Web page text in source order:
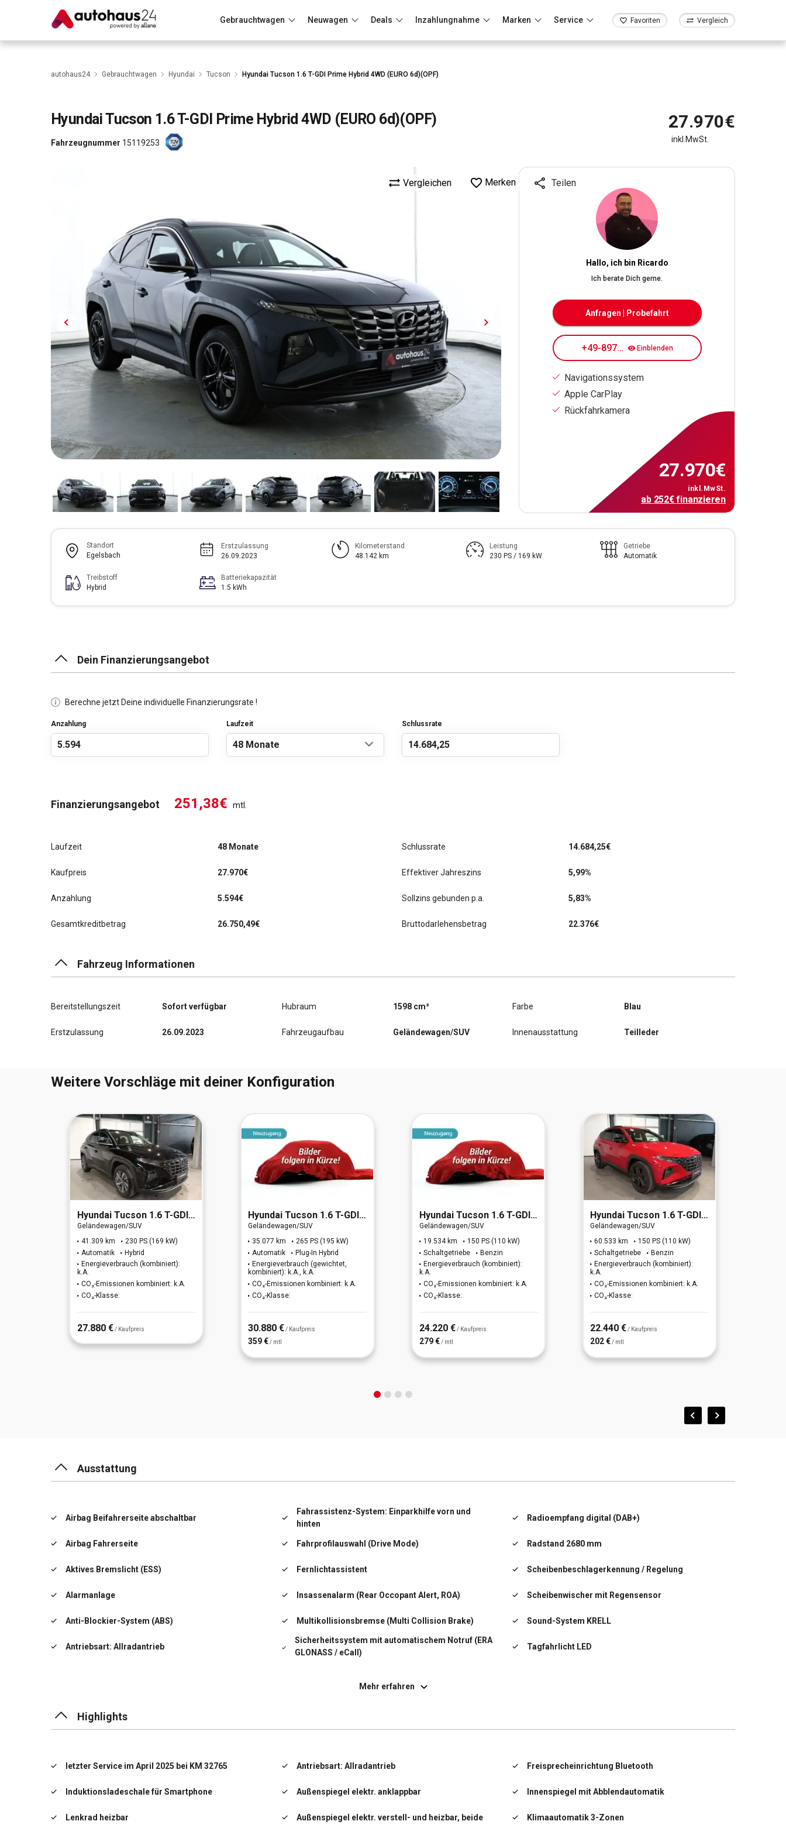
Gebrauchtwagen Neuwagen Deals Inzahlungnahme Marken Service Favoriten Vergleich
Wir bewerten dein AutoRund um die Inzahlungnahme
autohaus24 Gebrauchtwagen Hyundai Tucson Hyundai Tucson 1.6 T-GDI Prime Hybrid 4WD (EURO 6d)(OPF)
HyundaiTucson 1.6 T-GDI Prime Hybrid 4WD (EURO 6d)(OPF)
Fahrzeugnummer 15119253
Vergleichen Merken Teilen
27.970€
inkl.MwSt.
Hallo, ich bin Ricardo
Ich berate Dich gerne.
Anfragen | Probefahrt
+49-89708084171 Einblenden
Navigationssystem
Apple CarPlay
Rückfahrkamera
27.970€
inkl.MwSt.
ab 252€finanzieren
Standort
Egelsbach
Erstzulassung
26.09.2023
Kilometerstand
48.142 km
Leistung
230 PS / 169 kW
Getriebe
Automatik
Treibstoff
Hybrid
Batteriekapazität
1.5 kWh
Dein Finanzierungsangebot
Berechne jetzt Deine individuelle Finanzierungsrate !
Anzahlung Laufzeit Schlussrate
Finanzierungsangebot 251,38€ mtl.
Laufzeit 48 Monate
Kaufpreis 27.970€
Anzahlung 5.594€
Gesamtkreditbetrag 26.750,49€
Schlussrate 14.684,25€
Effektiver Jahreszins 5,99%
Sollzins gebunden p.a. 5,83%
Bruttodarlehensbetrag 22.376€
Fahrzeug Informationen
Bereitstellungszeit Sofort verfügbar
Erstzulassung 26.09.2023
Hubraum 1598 cm³
Fahrzeugaufbau Geländewagen/SUV
Farbe Blau
Innenausstattung Teilleder
Weitere Vorschläge mit deiner Konfiguration
Hyundai Tucson 1.6 T-GDI Trend Hybrid 2WD
Geländewagen/SUV
41.309 km
230 PS (169 kW)
Automatik
Hybrid
Energieverbrauch (kombiniert):
k.A.
CO₂-Emissionen kombiniert: k.A.
CO₂-Klasse:
27.880 € / Kaufpreis
Hyundai Tucson 1.6 T-GDI N Line Plug-In Hybrid 4WD
Geländewagen/SUV
35.077 km
265 PS (195 kW)
Automatik
Plug-In Hybrid
Energieverbrauch (gewichtet,
kombiniert): k.A., k.A.
CO₂-Emissionen kombiniert: k.A.
CO₂-Klasse:
30.880 € / Kaufpreis
359 € / mtl
Hyundai Tucson 1.6 T-GDI Advantage
Geländewagen/SUV
19.534 km
150 PS (110 kW)
Schaltgetriebe
Benzin
Energieverbrauch (kombiniert):
k.A.
CO₂-Emissionen kombiniert: k.A.
CO₂-Klasse:
24.220 € / Kaufpreis
279 € / mtl
Hyundai Tucson 1.6 T-GDI Advantage
Geländewagen/SUV
60.533 km
150 PS (110 kW)
Schaltgetriebe
Benzin
Energieverbrauch (kombiniert):
k.A.
CO₂-Emissionen kombiniert: k.A.
CO₂-Klasse:
22.440 € / Kaufpreis
202 € / mtl
Ausstattung
Airbag Beifahrerseite abschaltbar
Airbag Fahrerseite
Aktives Bremslicht (ESS)
Alarmanlage
Anti-Blockier-System (ABS)
Antriebsart: Allradantrieb
Außenspiegel elektr. anklappbar
Fahrassistenz-System: Einparkhilfe vorn und
hinten
Fahrprofilauswahl (Drive Mode)
Fernlichtassistent
Insassenalarm (Rear Occopant Alert, ROA)
Multikollisionsbremse (Multi Collision Brake)
Sicherheitssystem mit automatischem Notruf (ERA
GLONASS / eCall)
(Geschwindigkeits-Regel-/Begrenzeranlage)
Gegenlenkunterstützung (Vehicle Stability
Gepäcknetz im Koffer-/Laderaum
Hybrid 169 kW (Motor 1,6 Ltr. - 132 kW T-GDI)
Innenspiegel mit Abblendautomatik
Radioempfang digital (DAB+)
Radstand 2680 mm
Scheibenbeschlagerkennung / Regelung
Scheibenwischer mit Regensensor
Sound-System KRELL
Tagfahrlicht LED
Mehr erfahren
Highlights
letzter Service im April 2025 bei KM 32765
Induktionsladeschale für Smartphone
Lenkrad heizbar
Antriebsart: Allradantrieb
Außenspiegel elektr. anklappbar
Außenspiegel elektr. verstell- und heizbar, beide
Freisprecheinrichtung Bluetooth
Innenspiegel mit Abblendautomatik
Klimaautomatik 3-Zonen